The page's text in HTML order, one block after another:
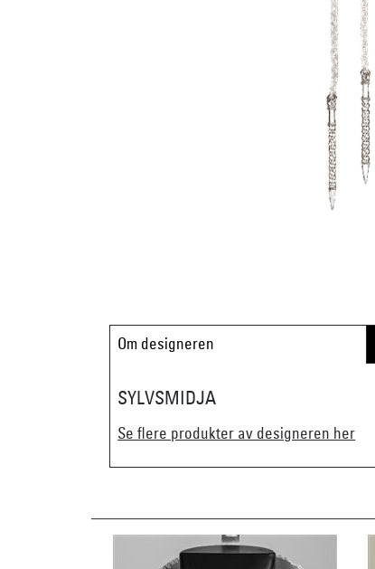
Om designeren
SYLVSMIDJA
Se flere produkter av designeren her